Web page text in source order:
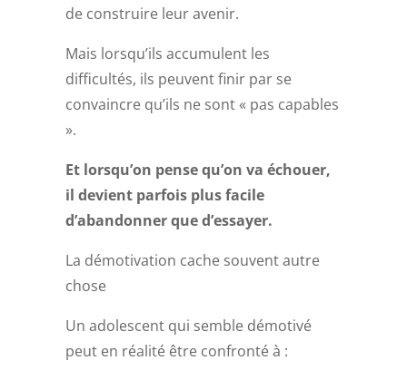
de construire leur avenir.
Mais lorsqu’ils accumulent les
difficultés, ils peuvent finir par se
convaincre qu’ils ne sont « pas capables
».
Et lorsqu’on pense qu’on va échouer,
il devient parfois plus facile
d’abandonner que d’essayer.
La démotivation cache souvent autre
chose
Un adolescent qui semble démotivé
peut en réalité être confronté à :